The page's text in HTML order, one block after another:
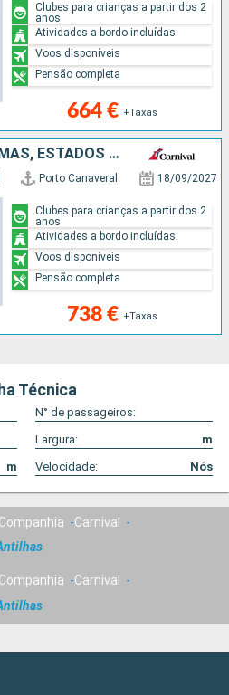
664 € +Taxas
Clubes para crianças a partir dos 2
anos
Atividades a bordo incluídas:
Voos disponíveis
Pensão completa
BONAIRE, ARUBA, BAHAMAS, ESTADOS UNIDOS
Porto Canaveral 18/09/2027
738 € +Taxas
Clubes para crianças a partir dos 2
anos
Atividades a bordo incluídas:
Voos disponíveis
Pensão completa
Técnica
N° de passageiros:
Largura:
m
m Velocidade: Nós
Companhia
Carnival
Companhia
Carnival